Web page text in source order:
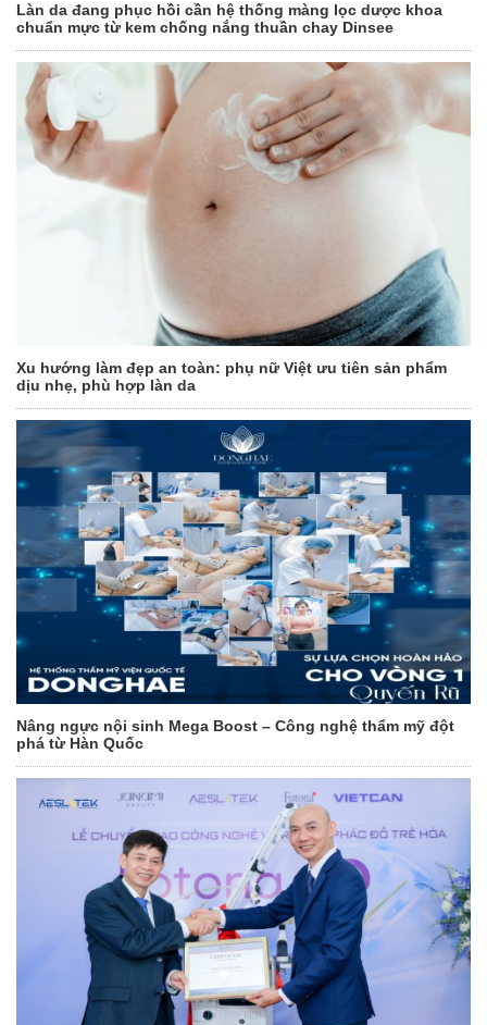
Làn da đang phục hồi cần hệ thống màng lọc dược khoa
chuẩn mực từ kem chống nắng thuần chay Dinsee
Xu hướng làm đẹp an toàn: phụ nữ Việt ưu tiên sản phẩm
dịu nhẹ, phù hợp làn da
Nâng ngực nội sinh Mega Boost – Công nghệ thẩm mỹ đột
phá từ Hàn Quốc